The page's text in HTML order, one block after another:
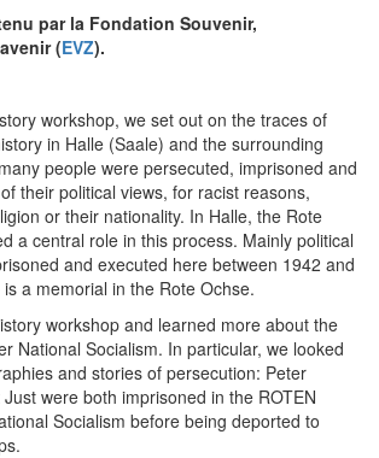
par la Fondation Souvenir,
(EVZ).
workshop, we set out on the traces of
in Halle (Saale) and the surrounding
people were persecuted, imprisoned and
their political views, for racist reasons,
or their nationality. In Halle, the Rote
a central role in this process. Mainly political
and executed here between 1942 and
a memorial in the Rote Ochse.
workshop and learned more about the
National Socialism. In particular, we looked
and stories of persecution: Peter
were both imprisoned in the ROTEN
Socialism before being deported to